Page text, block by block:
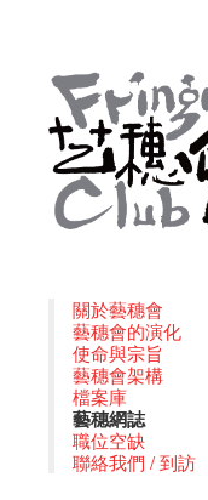
關於藝穗會
藝穗會的演化
使命與宗旨
藝穗會架構
檔案庫
藝穗網誌
職位空缺
聯絡我們 / 到訪